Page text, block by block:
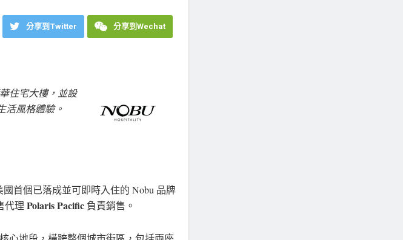
分享到Twitter 分享到Wechat
住宅大樓，並設
活風格體驗。
國首個已落成並可即時入住的 Nobu 品牌
代理 Polaris Pacific 負責銷售。